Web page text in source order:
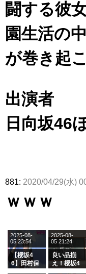
闘する彼
園生活の
が巻き起
出演者
日向坂46
881: 2020/04/29(水)
ｗｗｗ
【櫻坂4
6】田村保
2025-08-
05 23:54
良い品揃
え！櫻坂4
2025-08-
05 21:24